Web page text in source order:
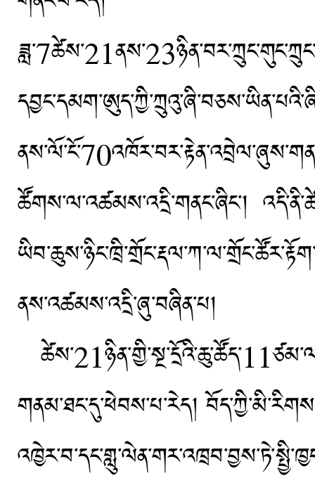
ཚོགས་ལ་འཚམས་འདྲི་གནང་ཞིང་།
ནས་འཚམས་འདྲི་ཞུ་བཞིན་པ།
གནམ་ཐང་དུ་ཕེབས་པ་རེད།